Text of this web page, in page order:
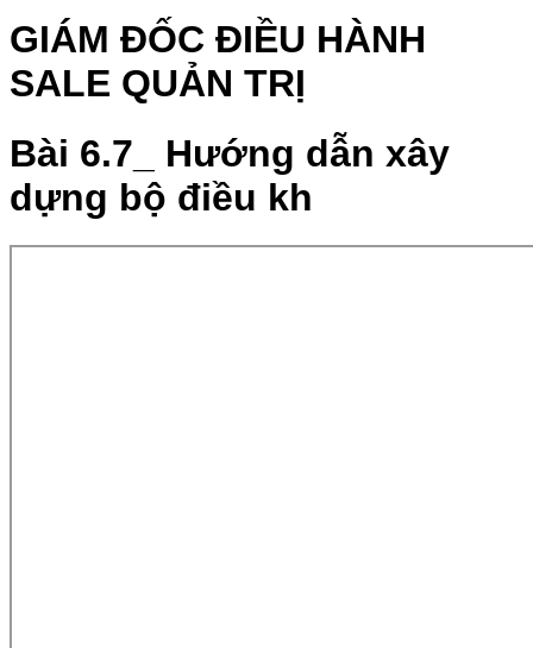
GIÁM ĐỐC ĐIỀU HÀNH
SALE QUẢN TRỊ
Bài 6.7_ Hướng dẫn xây
dựng bộ điều kh